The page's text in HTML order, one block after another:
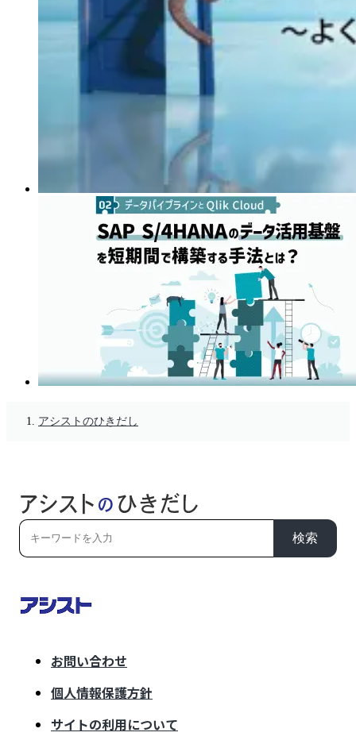
アシストのひきだし
検索
お問い合わせ
個人情報保護方針
サイトの利用について